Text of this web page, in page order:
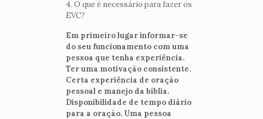
4. O que é necessário para fazer os
EVC?
Em primeiro lugar informar-se
do seu funcionamento com uma
pessoa que tenha experiência.
Ter uma motivação consistente.
Certa experiência de oração
pessoal e manejo da bíblia.
Disponibilidade de tempo diário
para a oração. Uma pessoa